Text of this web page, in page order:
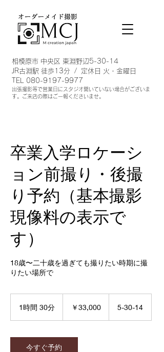
相模原市 中央区 東淵野辺5-30-14
JR古淵駅 徒歩13分 / 定休日 火・金曜日
TEL 080-9197-9977
出張撮影等で営業日にスタジオ開いていない場合がございま
す。ご来店の際はご一報くださいませ。
卒業入学ロケーシ
ョン前撮り・後撮
り予約（基本撮影
現像料の表示で
す）
18歳〜二十歳を過ぎても撮りたい時期に撮
りたい場所で
1時間 30分
0
分
￥33,000 5-30-14
今すぐ予約